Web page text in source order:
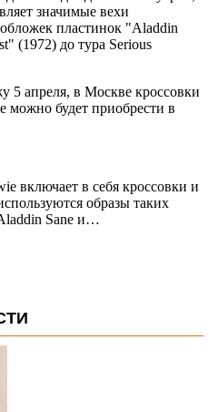
значимые вехи
пластинок "Aladdin
(1972) до тура Serious
5 апреля, в Москве кроссовки
можно будет приобрести в
включает в себя кроссовки и
образы таких
Sane и…